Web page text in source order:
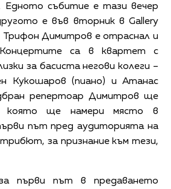
Едното събитие е тази вечер
е във вторник в Gallery
Трифон Димитров е отраснал и
са в квартет с
за басиста негови колеги –
Кукошаров (пиано) и Атанас
репертоар Димитров ще
която ще намери място в
път пред аудиторията на
за признание към тези,
първи път в предаването